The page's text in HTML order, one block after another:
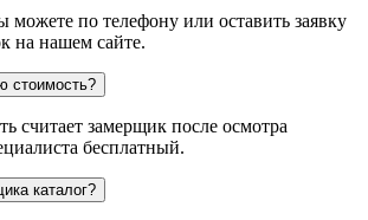
можете по телефону или оставить заявку
на нашем сайте.
стоимость?
считает замерщик после осмотра
бесплатный.
каталог?